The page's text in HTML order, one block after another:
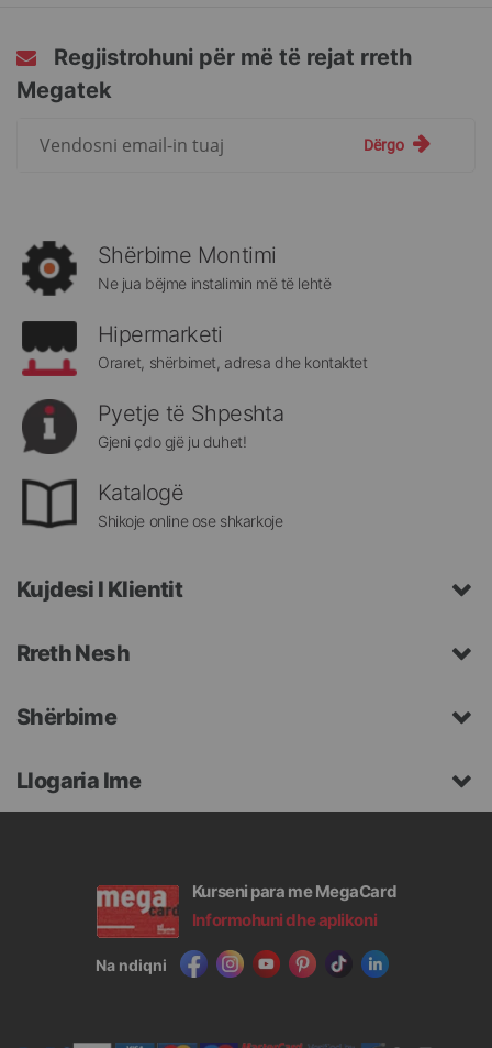
Regjistrohuni për më të rejat rreth
Megatek
rreth
Megatek:
Dërgo
Shërbime Montimi
Ne jua bëjme instalimin më të lehtë
Hipermarketi
Oraret, shërbimet, adresa dhe kontaktet
Pyetje të Shpeshta
Gjeni çdo gjë ju duhet!
Katalogë
Shikoje online ose shkarkoje
Kujdesi I Klientit
Rreth Nesh
Shërbime
Llogaria Ime
Kurseni para me MegaCard
Informohuni dhe aplikoni
Na ndiqni